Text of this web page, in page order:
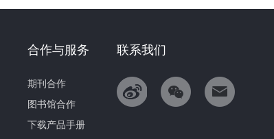
联系我们
合作与服务
期刊合作
图书馆合作
下载产品手册